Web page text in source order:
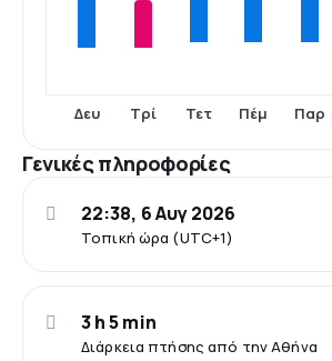
Δευ Τρί Τετ Πέμ Παρ
Γενικές πληροφορίες
Τοπική ώρα (UTC+1)
22:38, 6 Αυγ 2026
Διάρκεια πτήσης από την Αθήνα
3 h 5 min